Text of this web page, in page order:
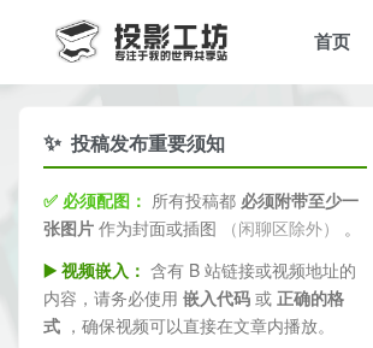
首页
✨ 投稿发布重要须知
✅ 必须配图： 所有投稿都 必须附带至少一
张图片 作为封面或插图 （闲聊区除外） 。
▶️ 视频嵌入： 含有 B 站链接或视频地址的
内容，请务必使用 嵌入代码 或 正确的格
式 ，确保视频可以直接在文章内播放。